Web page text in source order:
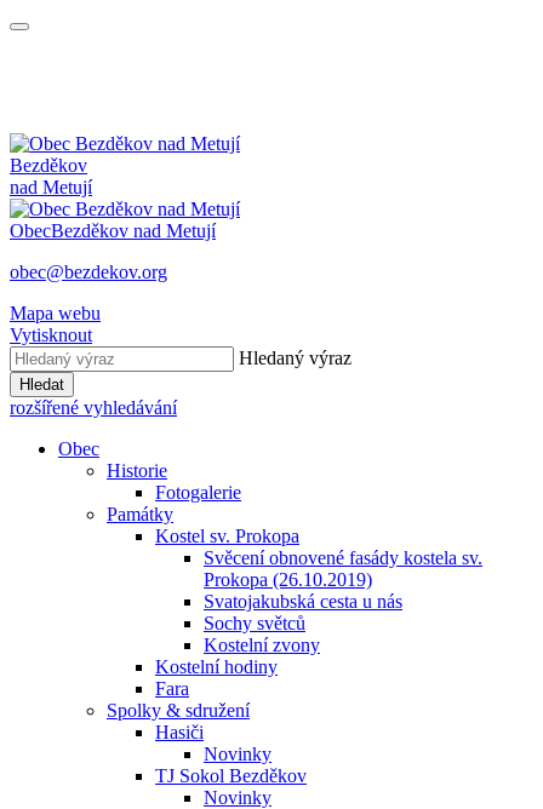
Bezděkov
nad Metují
ObecBezděkov nad Metují
obec@bezdekov.org
Mapa webu
Vytisknout
Hledaný výraz
Hledat
rozšířené vyhledávání
Obec
Historie
Fotogalerie
Památky
Kostel sv. Prokopa
Svěcení obnovené fasády kostela sv.
Prokopa (26.10.2019)
Svatojakubská cesta u nás
Sochy světců
Kostelní zvony
Kostelní hodiny
Fara
Spolky & sdružení
Hasiči
Novinky
TJ Sokol Bezděkov
Novinky